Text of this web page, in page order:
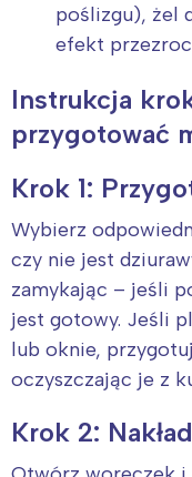
poślizgu), żel
efekt
Instrukcja
przygotować
Krok 1:
Wybierz
czy nie jest
zamykając – jeśli
jest gotowy. Jeśli
lub oknie,
oczyszczając je z
Krok 2: